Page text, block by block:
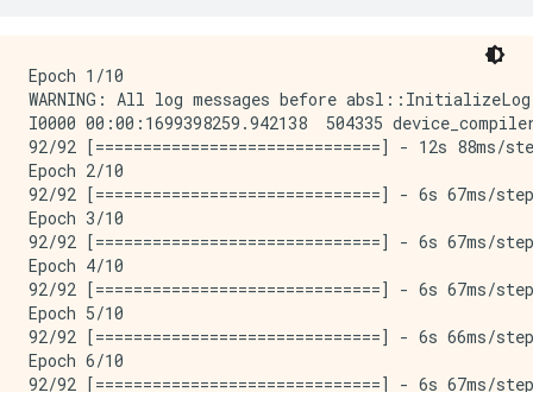
Epoch 1/10
WARNING: All log messages before
I0000 00:00:1699398259.942138  504335
92/92 [==============================] - 12s
Epoch 2/10
92/92 [==============================] - 6s
Epoch 3/10
92/92 [==============================] - 6s
Epoch 4/10
92/92 [==============================] - 6s
Epoch 5/10
92/92 [==============================] - 6s
Epoch 6/10
92/92 [==============================] - 6s